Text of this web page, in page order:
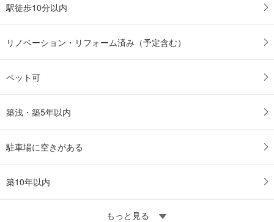
駅徒歩10分以内
リノベーション・リフォーム済み（予定含む）
ペット可
築浅・築5年以内
駐車場に空きがある
築10年以内
もっと見る